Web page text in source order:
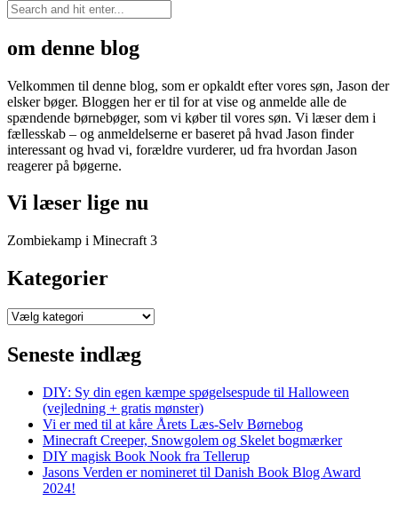
om denne blog
Velkommen til denne blog, som er opkaldt efter vores søn, Jason der
elsker bøger. Bloggen her er til for at vise og anmelde alle de
spændende børnebøger, som vi køber til vores søn. Vi læser dem i
fællesskab – og anmeldelserne er baseret på hvad Jason finder
interessant og hvad vi, forældre vurderer, ud fra hvordan Jason
reagerer på bøgerne.
Vi læser lige nu
Zombiekamp i Minecraft 3
Kategorier
Kategorier
Seneste indlæg
DIY: Sy din egen kæmpe spøgelsespude til Halloween
(vejledning + gratis mønster)
Vi er med til at kåre Årets Læs-Selv Børnebog
Minecraft Creeper, Snowgolem og Skelet bogmærker
DIY magisk Book Nook fra Tellerup
Jasons Verden er nomineret til Danish Book Blog Award
2024!